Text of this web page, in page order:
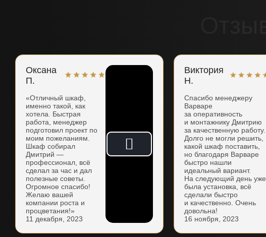
Оксана
П.
«Отличный шкаф,
именно такой, как
хотела. Быстрая
работа, менеджер
подготовил проект по
моим пожеланиям.
Шкаф собирал
Дмитрий —
профессионал, всё
сделал за час и дал
полезные советы.
Огромное спасибо!
Желаю вашей
компании роста и
процветания!»
11 декабря, 2023
Виктория
Н.
Спасибо менеджеру
Варваре
за оперативность
и монтажнику Дмитрию
за качественную работу.
Долго не могли решить,
какой шкаф поставить,
но благодаря Варваре
быстро нашли
идеальный вариант.
На следующий день уже
была установка, всё
сделали быстро
и качественно. Очень
довольна!
16 ноября, 2023